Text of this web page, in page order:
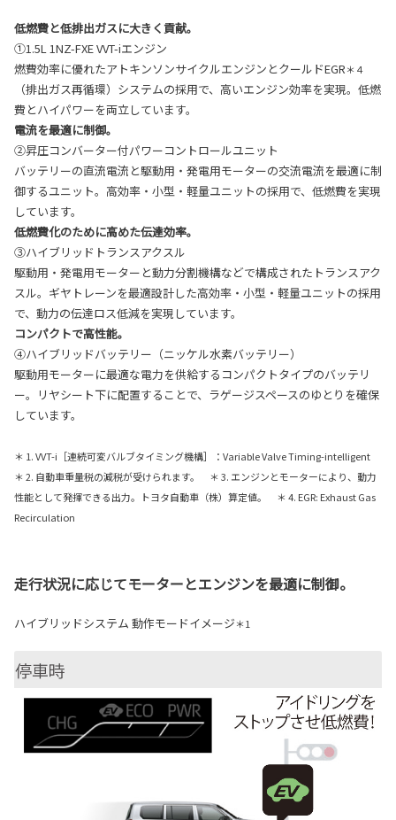
低燃費と低排出ガスに大きく貢献。
①1.5L 1NZ-FXE VVT-iエンジン
燃費効率に優れたアトキンソンサイクルエンジンとクールドEGR＊４
（排出ガス再循環）システムの採用で、高いエンジン効率を実現。低燃
費とハイパワーを両立しています。
電流を最適に制御。
②昇圧コンバーター付パワーコントロールユニット
バッテリーの直流電流と駆動用・発電用モーターの交流電流を最適に制
御するユニット。高効率・小型・軽量ユニットの採用で、低燃費を実現
しています。
低燃費化のために高めた伝達効率。
③ハイブリッドトランスアクスル
駆動用・発電用モーターと動力分割機構などで構成されたトランスアク
スル。ギヤトレーンを最適設計した高効率・小型・軽量ユニットの採用
で、動力の伝達ロス低減を実現しています。
コンパクトで高性能。
④ハイブリッドバッテリー（ニッケル水素バッテリー）
駆動用モーターに最適な電力を供給するコンパクトタイプのバッテリ
ー。リヤシート下に配置することで、ラゲージスペースのゆとりを確保
しています。
＊ 1. VVT-i［連続可変バルブタイミング機構］：Variable Valve Timing-intelligent
＊ 2. 自動車重量税の減税が受けられます。 ＊ 3. エンジンとモーターにより、動力
性能として発揮できる出力。トヨタ自動車（株）算定値。 ＊ 4. EGR: Exhaust Gas
Recirculation
走行状況に応じてモーターとエンジンを最適に制御。
ハイブリッドシステム 動作モードイメージ＊1